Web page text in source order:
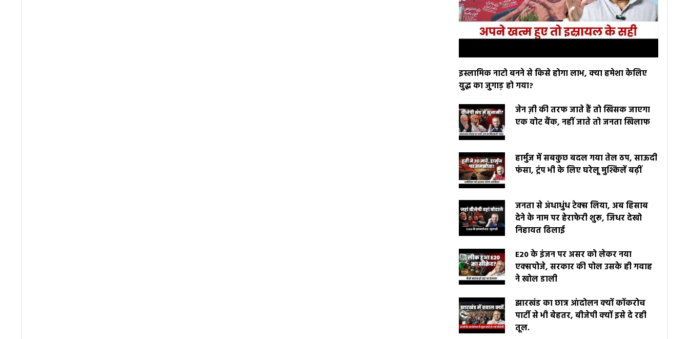
इस्लामिक नाटो बनने से किसे होगा लाभ, क्या हमेशा केलिए
युद्ध का जुगाड़ हो गया?
जेन ज़ी की तरफ जाते हैं तो खिसक जाएगा
एक वोट बैंक, नहीं जाते तो जनता खिलाफ
हार्मुज में सबकुछ बदल गया तेल ठप, साऊदी
फंसा, ट्रंप भी के लिए घरेलू मुश्किलें बढ़ीं
जनता से अंधाधुंध टेक्स लिया, अब हिसाब
देने के नाम पर हेराफेरी शुरू, जिधर देखो
निहायत ढिलाई
E20 के इंजन पर असर को लेकर नया
एक्सपोजे, सरकार की पोल उसके ही गवाह
ने खोल डाली
झारखंड का छात्र आंदोलन क्यों कॉकरोच
पार्टी से भी बेहतर, बीजेपी क्यों इसे दे रही
तूल.